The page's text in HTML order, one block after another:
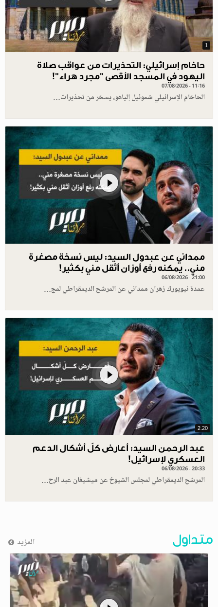
1
حاخام إسرائيلي: التحذيرات من عواقب صلاة
اليهود في المسجد الأقصى "مجرد هراء"!
07/08/2026 - 11:16
الحاخام الإسرائيلي شموئيل إلياهو، يسخر من تحذيرات…
ممداني عن عبدول السيد: ليس نسخة مصغرة
مني.. يمكنه رفع أوزان أثقل مني بكثير!
06/08/2026 - 21:00
عمدة نيويورك زهران ممداني عن المرشح الديمقراطي لمج…
2.20
عبد الرحمن السيد: أعارض كلّ أشكال الدعم
العسكري لإسرائيل!
06/08/2026 - 20:33
المرشح الديمقراطي لمجلس الشيوخ عن ميشيغان عبد الرح…
متداول المزيد